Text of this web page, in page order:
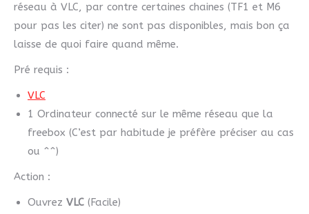
réseau à VLC, par contre certaines chaines (TF1 et M6
pour pas les citer) ne sont pas disponibles, mais bon ça
laisse de quoi faire quand même.
Pré requis :
VLC
1 Ordinateur connecté sur le même réseau que la
freebox (C’est par habitude je préfère préciser au cas
ou ^^)
Action :
Ouvrez VLC (Facile)